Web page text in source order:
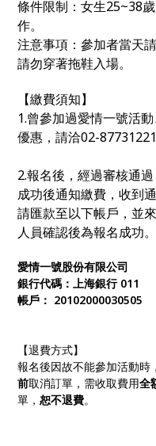
條件限制：女生25~38
作。
注意事項：參加者當天
請勿穿著拖鞋入場。
【繳費須知】
1.曾參加過愛情一號活
優惠，請洽02-87731221
2.報名後，經過審核通
成功後通知繳費，收到
請匯款至以下帳戶，並
人員確認後為報名成功。
愛情一號股份有限公司
銀行代碼：上海銀行 011
帳戶： 20102000030505
【退費方式】
報名後因故不能參加活動
前取消訂單，需收取費用全
單，恕不退費。